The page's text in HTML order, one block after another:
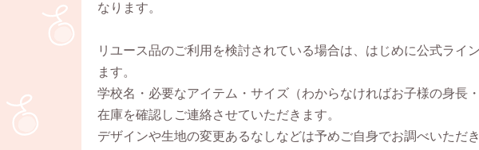
なります。
リユース品のご利用を検討されている場合は、はじめに公式ライ
ます。
学校名・必要なアイテム・サイズ（わからなければお子様の身長
在庫を確認しご連絡させていただきます。
デザインや生地の変更あるなしなどは予めご自身でお調べいただ